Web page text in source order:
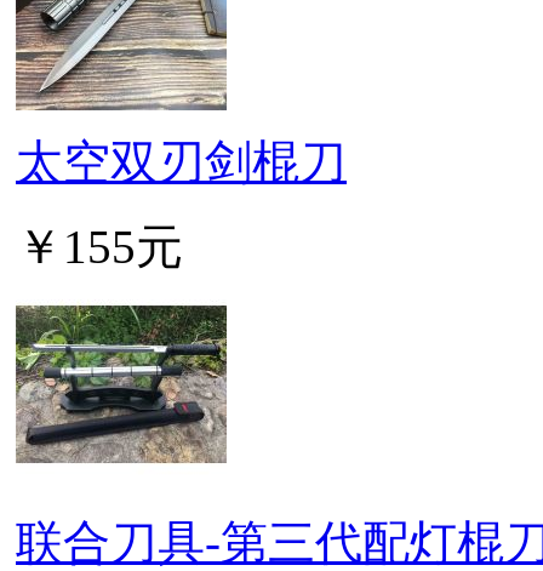
太空双刃剑棍刀
￥155元
联合刀具-第三代配灯棍